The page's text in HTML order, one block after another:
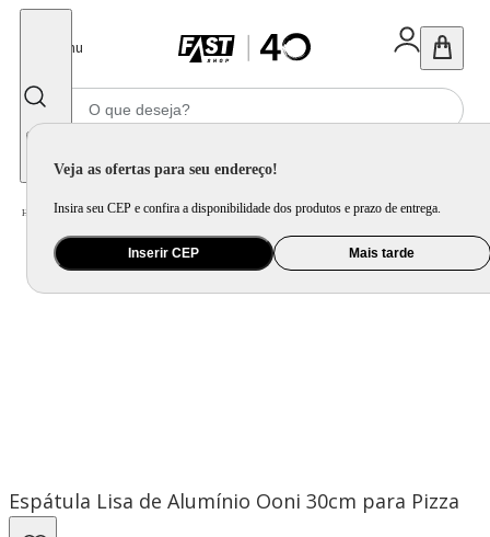
Menu
Veja as ofertas para seu endereço!
Insira seu CEP e confira a disponibilidade dos produtos e prazo de entrega.
Inserir CEP Mais tarde
Home Utilidade Doméstica Cozinha / Utensílio de Preparo
Espátula Lisa de Alumínio Ooni 30cm para Pizza